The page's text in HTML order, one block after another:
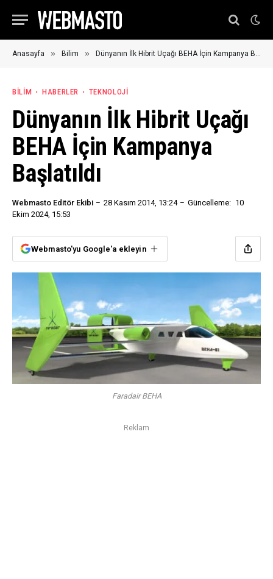
Anasayfa » Bilim » Dünyanın İlk Hibrit Uçağı BEHA İçin Kampanya Başlatıldı
BILIM HABERLER TEKNOLOJI
Dünyanın İlk Hibrit Uçağı
BEHA İçin Kampanya
Başlatıldı
Webmasto Editör Ekibi 28 Kasım 2014, 13:24 Güncelleme: 10
Ekim 2024, 15:53
Webmasto'yu Google'a ekleyin
Faradair BEHA
Reklam